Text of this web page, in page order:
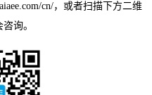
cn/，或者扫描下方二维
询。